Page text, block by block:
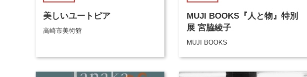
美しいユートピア
高崎市美術館
MUJI BOOKS『人と物』特別
展 宮脇綾子
MUJI BOOKS